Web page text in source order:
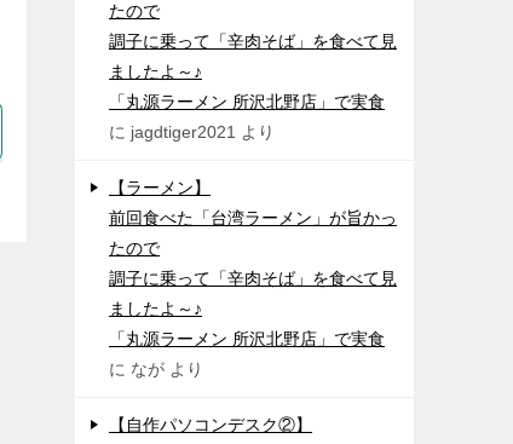
たので
調子に乗って「辛肉そば」を食べて見
ましたよ～♪
「丸源ラーメン 所沢北野店」で実食
に jagdtiger2021 より
【ラーメン】
前回食べた「台湾ラーメン」が旨かっ
たので
調子に乗って「辛肉そば」を食べて見
ましたよ～♪
「丸源ラーメン 所沢北野店」で実食
に なが より
【自作パソコンデスク②】